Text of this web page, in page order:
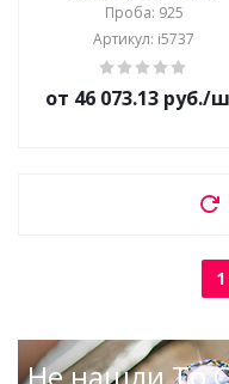
Проба: 925
Артикул: i5737
от 46 073.13 руб./
1